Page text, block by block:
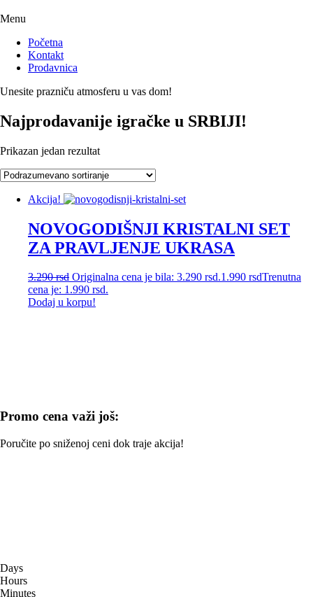
Menu
Početna
Kontakt
Prodavnica
Unesite prazniču atmosferu u vas dom!
Najprodavanije igračke u SRBIJI!
Prikazan jedan rezultat
Akcija!
NOVOGODIŠNJI KRISTALNI SET
ZA PRAVLJENJE UKRASA
3.290rsd Originalna cena je bila: 3.290 rsd.1.990 rsdTrenutna
cena je: 1.990 rsd.
Dodaj u korpu!
Promo cena važi još:
Poručite po sniženoj ceni dok traje akcija!
Days
Hours
Minutes